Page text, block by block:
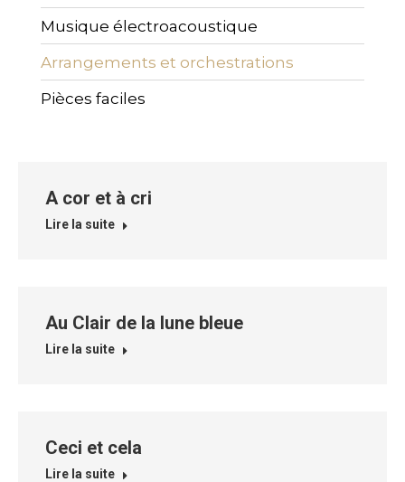
Musique électroacoustique
Arrangements et orchestrations
Pièces faciles
A cor et à cri
Lire la suite
Au Clair de la lune bleue
Lire la suite
Ceci et cela
Lire la suite